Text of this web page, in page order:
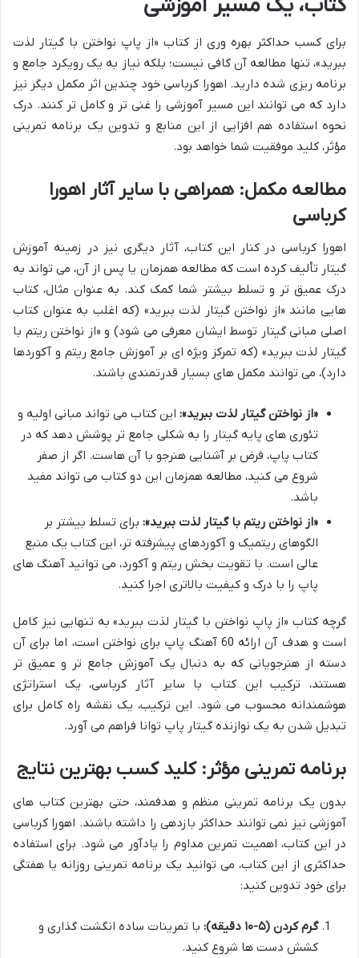
کتاب، یک مسیر آموزشی
برای کسب حداکثر بهره وری از کتاب «از پاپ نواختن با گیتار لذت
ببرید»، تنها مطالعه آن کافی نیست؛ بلکه نیاز به یک رویکرد جامع و
برنامه ریزی شده دارید. اهورا کرباسی خود چندین اثر مکمل دیگر نیز
دارد که می توانند این مسیر آموزشی را غنی تر و کامل تر کنند. درک
نحوه استفاده هم افزایی از این منابع و تدوین یک برنامه تمرینی
مؤثر، کلید موفقیت شما خواهد بود.
مطالعه مکمل: همراهی با سایر آثار اهورا
کرباسی
اهورا کرباسی در کنار این کتاب، آثار دیگری نیز در زمینه آموزش
گیتار تألیف کرده است که مطالعه همزمان یا پس از آن، می تواند به
درک عمیق تر و تسلط بیشتر شما کمک کند. به عنوان مثال، کتاب
هایی مانند «از نواختن گیتار لذت ببرید» (که اغلب به عنوان کتاب
اصلی مبانی گیتار توسط ایشان معرفی می شود) و «از نواختن ریتم با
گیتار لذت ببرید» (که تمرکز ویژه ای بر آموزش جامع ریتم و آکوردها
دارد)، می توانند مکمل های بسیار قدرتمندی باشند.
«از نواختن گیتار لذت ببرید»: این کتاب می تواند مبانی اولیه و
تئوری های پایه گیتار را به شکلی جامع تر پوشش دهد که در
کتاب پاپ، فرض بر آشنایی هنرجو با آن هاست. اگر از صفر
شروع می کنید، مطالعه همزمان این دو کتاب می تواند مفید
باشد.
«از نواختن ریتم با گیتار لذت ببرید»: برای تسلط بیشتر بر
الگوهای ریتمیک و آکوردهای پیشرفته تر، این کتاب یک منبع
عالی است. با تقویت بخش ریتم و آکورد، می توانید آهنگ های
پاپ را با درک و کیفیت بالاتری اجرا کنید.
گرچه کتاب «از پاپ نواختن با گیتار لذت ببرید» به تنهایی نیز کامل
است و هدف آن ارائه 60 آهنگ پاپ برای نواختن است، اما برای آن
دسته از هنرجویانی که به دنبال یک آموزش جامع تر و عمیق تر
هستند، ترکیب این کتاب با سایر آثار کرباسی، یک استراتژی
هوشمندانه محسوب می شود. این ترکیب، یک نقشه راه کامل برای
تبدیل شدن به یک نوازنده گیتار پاپ توانا فراهم می آورد.
برنامه تمرینی مؤثر: کلید کسب بهترین نتایج
بدون یک برنامه تمرینی منظم و هدفمند، حتی بهترین کتاب های
آموزشی نیز نمی توانند حداکثر بازدهی را داشته باشند. اهورا کرباسی
در این کتاب، اهمیت تمرین مداوم را یادآور می شود. برای استفاده
حداکثری از این کتاب، می توانید یک برنامه تمرینی روزانه یا هفتگی
برای خود تدوین کنید:
گرم کردن (۵-۱۰ دقیقه):
با تمرینات ساده انگشت گذاری و
کشش دست ها شروع کنید.